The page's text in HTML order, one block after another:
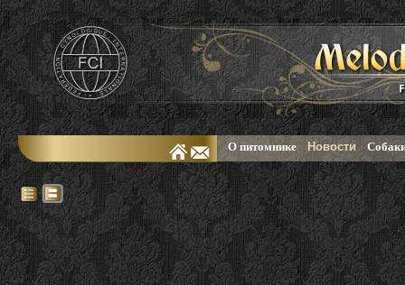
О питомнике Новости